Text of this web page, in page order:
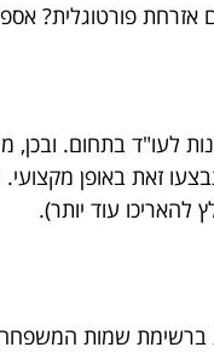
אזרחת פורטוגלית?
לעו"ד בתחום. ובכן,
זאת באופן מקצועי.
עוד יותר).
ברשימת שמות